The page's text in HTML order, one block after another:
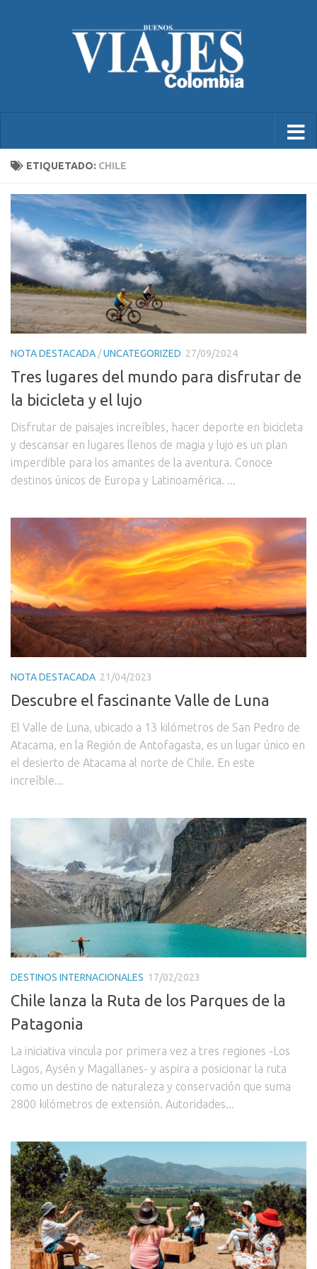
ETIQUETADO: CHILE
NOTA DESTACADA /UNCATEGORIZED 27/09/2024
Tres lugares del mundo para disfrutar de
la bicicleta y el lujo
Disfrutar de paisajes increíbles, hacer deporte en bicicleta
y descansar en lugares llenos de magia y lujo es un plan
imperdible para los amantes de la aventura. Conoce
destinos únicos de Europa y Latinoamérica. ...
NOTA DESTACADA 21/04/2023
Descubre el fascinante Valle de Luna
El Valle de Luna, ubicado a 13 kilómetros de San Pedro de
Atacama, en la Región de Antofagasta, es un lugar único en
el desierto de Atacama al norte de Chile. En este
increíble...
DESTINOS INTERNACIONALES 17/02/2023
Chile lanza la Ruta de los Parques de la
Patagonia
La iniciativa vincula por primera vez a tres regiones -Los
Lagos, Aysén y Magallanes- y aspira a posicionar la ruta
como un destino de naturaleza y conservación que suma
2800 kilómetros de extensión. Autoridades...